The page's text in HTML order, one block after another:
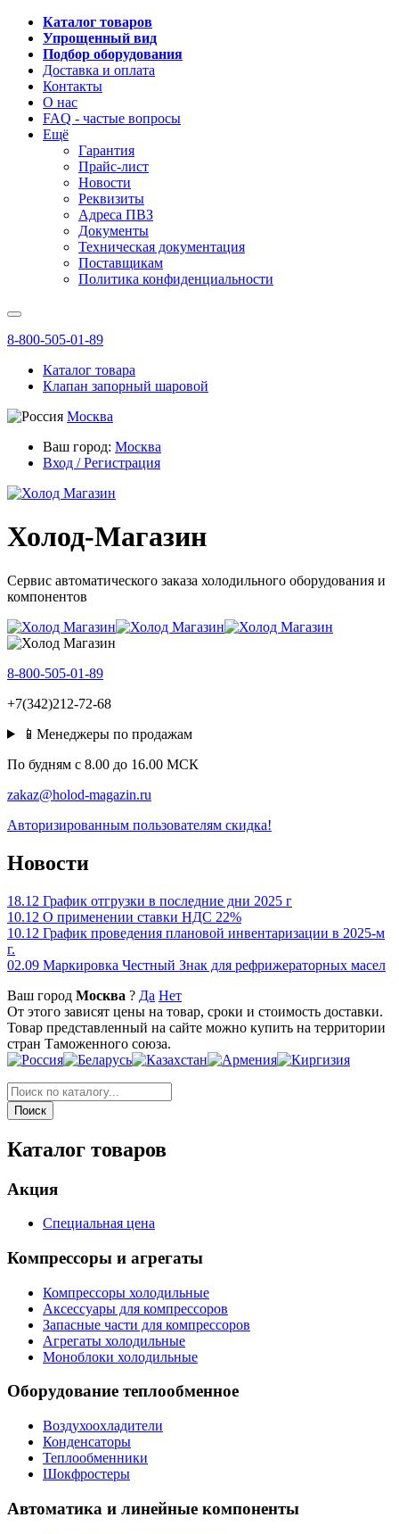
Каталог товаров
Упрощенный вид
Подбор оборудования
Доставка и оплата
Контакты
О нас
FAQ - частые вопросы
Ещё
Гарантия
Прайс-лист
Новости
Реквизиты
Адреса ПВЗ
Документы
Техническая документация
Поставщикам
Политика конфиденциальности
8-800-505-01-89
Каталог товара
Клапан запорный шаровой
Москва
Ваш город: Москва
Вход / Регистрация
Холод-Магазин
Сервис автоматического заказа холодильного оборудования и
компонентов
8-800-505-01-89
+7(342)212-72-68
📱Менеджеры по продажам
По будням c 8.00 до 16.00 МСК
zakaz@holod-magazin.ru
Авторизированным пользователям скидка!
Новости
18.12 График отгрузки в последние дни 2025 г
10.12 О применении ставки НДС 22%
10.12 График проведения плановой инвентаризации в 2025-м
г.
02.09 Маркировка Честный Знак для рефрижераторных масел
Ваш город Москва ? Да Нет
От этого зависят цены на товар, сроки и стоимость доставки.
Товар представленный на сайте можно купить на территории
стран Таможенного союза.
Каталог товаров
Акция
Специальная цена
Компрессоры и агрегаты
Компрессоры холодильные
Аксессуары для компрессоров
Запасные части для компрессоров
Агрегаты холодильные
Моноблоки холодильные
Оборудование теплообменное
Воздухоохладители
Конденсаторы
Теплообменники
Шокфростеры
Автоматика и линейные компоненты